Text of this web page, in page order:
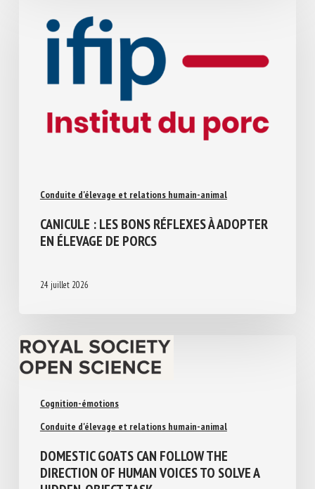
Conduite d'élevage et relations humain-animal
CANICULE : LES BONS RÉFLEXES À
ADOPTER EN ÉLEVAGE DE PORCS
24 juillet 2026
Cognition-émotions
Conduite d'élevage et relations humain-animal
DOMESTIC GOATS CAN FOLLOW THE
DIRECTION OF HUMAN VOICES TO SOLVE A